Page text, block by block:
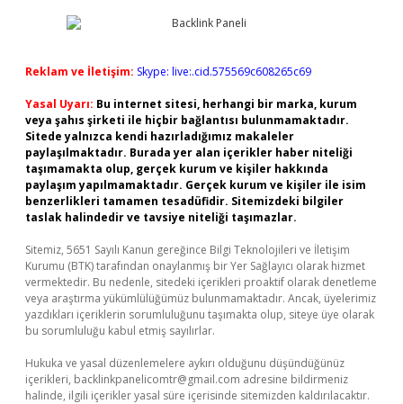
Reklam ve İletişim: Skype: live:.cid.575569c608265c69
Yasal Uyarı: Bu internet sitesi, herhangi bir marka, kurum
veya şahıs şirketi ile hiçbir bağlantısı bulunmamaktadır.
Sitede yalnızca kendi hazırladığımız makaleler
paylaşılmaktadır. Burada yer alan içerikler haber niteliği
taşımamakta olup, gerçek kurum ve kişiler hakkında
paylaşım yapılmamaktadır. Gerçek kurum ve kişiler ile isim
benzerlikleri tamamen tesadüfidir. Sitemizdeki bilgiler
taslak halindedir ve tavsiye niteliği taşımazlar.
Sitemiz, 5651 Sayılı Kanun gereğince Bilgi Teknolojileri ve İletişim
Kurumu (BTK) tarafından onaylanmış bir Yer Sağlayıcı olarak hizmet
vermektedir. Bu nedenle, sitedeki içerikleri proaktif olarak denetleme
veya araştırma yükümlülüğümüz bulunmamaktadır. Ancak, üyelerimiz
yazdıkları içeriklerin sorumluluğunu taşımakta olup, siteye üye olarak
bu sorumluluğu kabul etmiş sayılırlar.
Hukuka ve yasal düzenlemelere aykırı olduğunu düşündüğünüz
içerikleri, backlinkpanelicomtr@gmail.com adresine bildirmeniz
halinde, ilgili içerikler yasal süre içerisinde sitemizden kaldırılacaktır.